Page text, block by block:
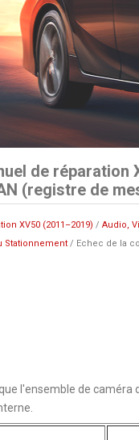
de réparation
(registre de
XV50 (2011–2019) / Audio,
Stationnement/ Echec de la
l'ensemble de